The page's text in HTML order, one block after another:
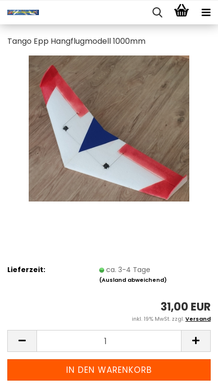
Tango Epp Hangflugmodell 1000mm
Lieferzeit: ca. 3-4 Tage
(Ausland abweichend)
31,00 EUR
inkl. 19% MwSt. zzgl.Versand